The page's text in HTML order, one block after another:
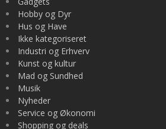
Hobby og Dyr
Hus og Have
Ikke kategoriseret
Industri og Erhverv
Kunst og kultur
Mad og Sundhed
Musik
Nyheder
Service og Økonomi
Shopping og deals